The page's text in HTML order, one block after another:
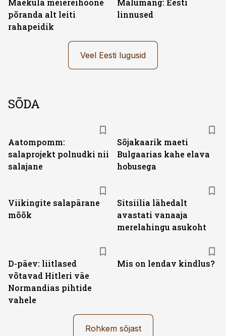
Mäeküla meiereihoone
põranda alt leiti
rahapeidik
Mälumäng: Eesti
linnused
Veel Eesti lugusid
SÕDA
Aatompomm:
salaprojekt polnudki nii
salajane
Sõjakaarik maeti
Bulgaarias kahe elava
hobusega
Viikingite salapärane
mõõk
Sitsiilia lähedalt
avastati vanaaja
merelahingu asukoht
D-päev: liitlased
võtavad Hitleri väe
Normandias pihtide
vahele
Mis on lendav kindlus?
Rohkem sõjast